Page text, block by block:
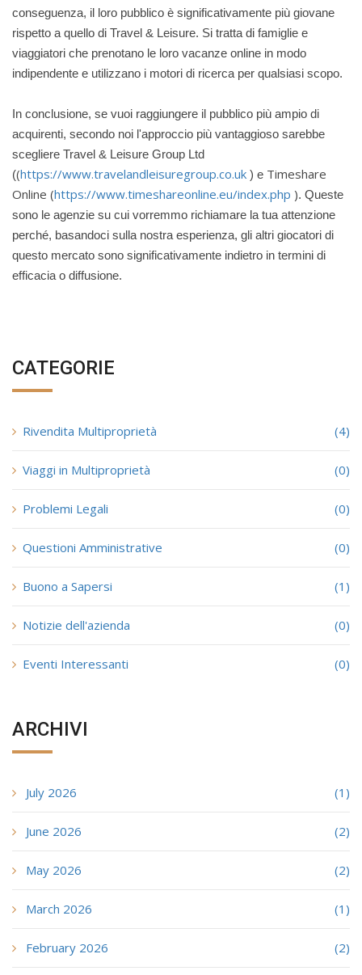
conseguenza, il loro pubblico è significativamente più giovane
rispetto a quello di Travel & Leisure. Si tratta di famiglie e
viaggiatori che prenotano le loro vacanze online in modo
indipendente e utilizzano i motori di ricerca per qualsiasi scopo.
In conclusione, se vuoi raggiungere il pubblico più ampio di
acquirenti, secondo noi l'approccio più vantaggioso sarebbe
scegliere Travel & Leisure Group Ltd
((https://www.travelandleisuregroup.co.uk ) e Timeshare
Online (https://www.timeshareonline.eu/index.php ). Queste
sono le agenzie su cui vorremmo richiamare la tua attenzione
perché, basandoci sulla nostra esperienza, gli altri giocatori di
questo mercato sono significativamente indietro in termini di
efficacia o diffusione.
CATEGORIE
Rivendita Multiproprietà (4)
Viaggi in Multiproprietà (0)
Problemi Legali (0)
Questioni Amministrative (0)
Buono a Sapersi (1)
Notizie dell'azienda (0)
Eventi Interessanti (0)
ARCHIVI
July 2026 (1)
June 2026 (2)
May 2026 (2)
March 2026 (1)
February 2026 (2)